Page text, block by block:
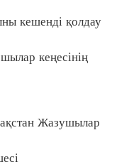
қолдау
кеңесінің
Жазушылар